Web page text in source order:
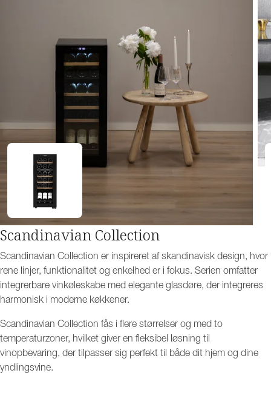
Scandinavian Collection
Scandinavian Collection er inspireret af skandinavisk design, hvor
rene linjer, funktionalitet og enkelhed er i fokus. Serien omfatter
integrerbare vinkøleskabe med elegante glasdøre, der integreres
harmonisk i moderne køkkener.
Scandinavian Collection fås i flere størrelser og med to
temperaturzoner, hvilket giver en fleksibel løsning til
vinopbevaring, der tilpasser sig perfekt til både dit hjem og dine
yndlingsvine.